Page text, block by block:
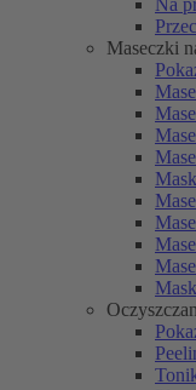
Na
Maseczki